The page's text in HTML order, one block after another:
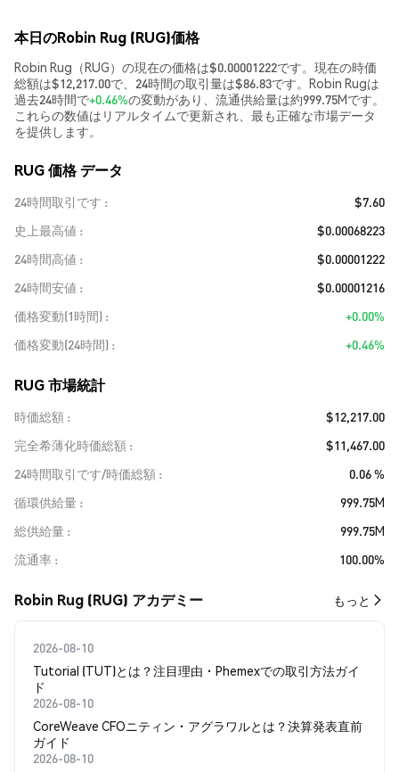
本日のRobin Rug (RUG)価格
Robin Rug（RUG）の現在の価格は$0.00001222です。現在の時価
総額は$12,217.00で、24時間の取引量は$86.83です。Robin Rugは
過去24時間で+0.46%の変動があり、流通供給量は約999.75Mです。
これらの数値はリアルタイムで更新され、最も正確な市場データ
を提供します。
RUG 価格 データ
24時間取引です
$7.60
史上最高値
$0.00068223
24時間高値
$0.00001222
24時間安値
$0.00001216
価格変動(1時間)
+0.00%
価格変動(24時間)
+0.46%
RUG 市場統計
時価総額
$12,217.00
完全希薄化時価総額
$11,467.00
24時間取引です/時価総額
0.06 %
循環供給量
999.75M
総供給量
999.75M
流通率
100.00%
Robin Rug (RUG) アカデミー もっと
2026-08-10
Tutorial (TUT)とは？注目理由・Phemexでの取引方法ガイ
ド
2026-08-10
CoreWeave CFOニティン・アグラワルとは？決算発表直前
ガイド
2026-08-10